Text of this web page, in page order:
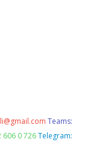
Teams:
606 0 726 Telegram: